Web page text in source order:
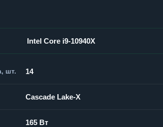
Intel Core i9-10940X
шт. 14
Cascade Lake-X
165 Вт